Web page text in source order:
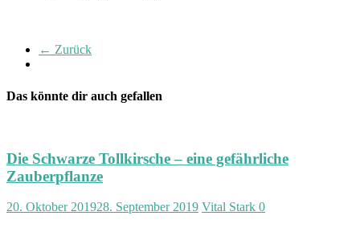
← Zurück
Das könnte dir auch gefallen
Die Schwarze Tollkirsche – eine gefährliche
Zauberpflanze
20. Oktober 201928. September 2019 Vital Stark 0